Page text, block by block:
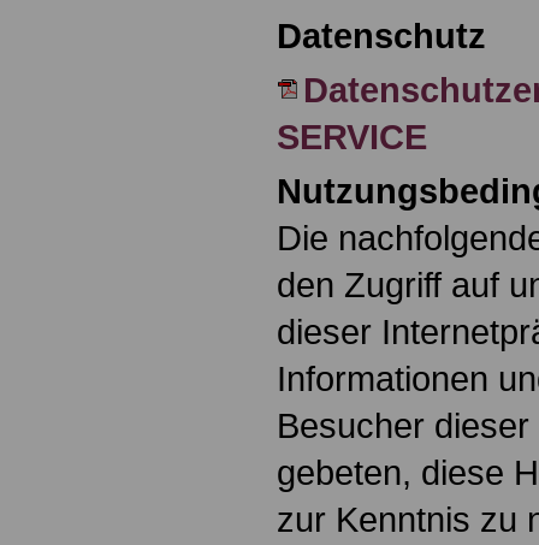
Datenschutz
SERVICE
Die
den Zugriff auf
dieser
Informationen
Besucher
gebeten, diese
zur Kenntnis zu